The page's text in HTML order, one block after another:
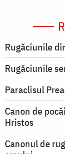
Rugăciunile
Rugăciunile
Paraclisul
Canon de
Hristos
Canonul de